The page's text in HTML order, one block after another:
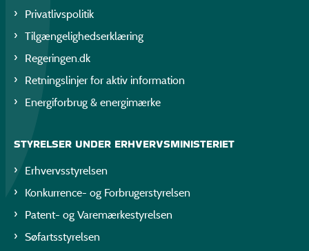
Privatlivspolitik
Tilgængelighedserklæring
Regeringen.dk
Retningslinjer for aktiv information
Energiforbrug & energimærke
STYRELSER UNDER ERHVERVSMINISTERIET
Erhvervsstyrelsen
Konkurrence- og Forbrugerstyrelsen
Patent- og Varemærkestyrelsen
Søfartsstyrelsen